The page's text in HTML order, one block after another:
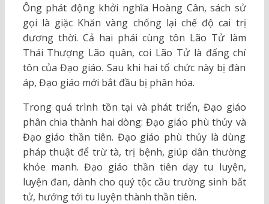
Ông phát động khởi nghĩa Hoàng Cân, sách sử
gọi là giặc Khăn vàng chống lại chế độ cai trị
đương thời. Cả hai phái cùng tôn Lão Tử làm
Thái Thượng Lão quân, coi Lão Tử là đấng chí
tôn của Đạo giáo. Sau khi hai tổ chức này bị đàn
áp, Đạo giáo mới bắt đầu bị phân hóa.
Trong quá trình tồn tại và phát triển, Đạo giáo
phân chia thành hai dòng: Đạo giáo phù thủy và
Đạo giáo thần tiên. Đạo giáo phù thủy là dùng
pháp thuật để trừ tà, trị bệnh, giúp dân thường
khỏe manh. Đạo giáo thần tiên dạy tu luyện,
luyện đan, dành cho quý tộc cầu trường sinh bất
tử, hướng tới tu luyện thành thần tiên.